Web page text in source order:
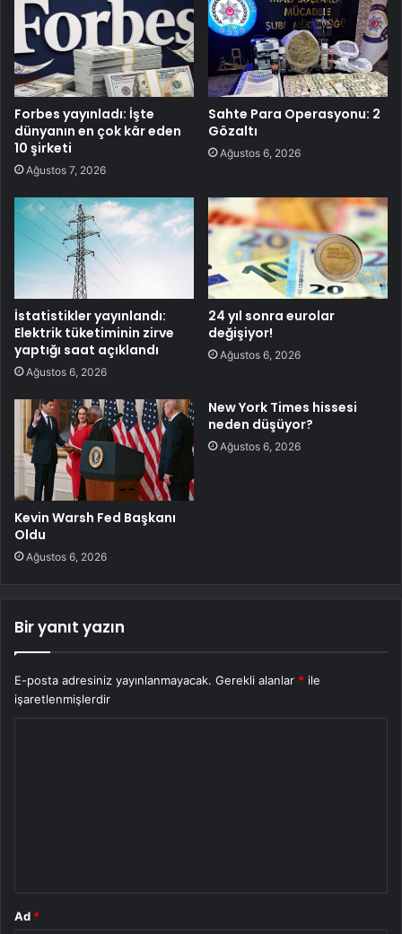
Forbes yayınladı: İşte
dünyanın en çok kâr eden
10 şirketi
Ağustos 7, 2026
Sahte Para Operasyonu: 2
Gözaltı
Ağustos 6, 2026
İstatistikler yayınlandı:
Elektrik tüketiminin zirve
yaptığı saat açıklandı
Ağustos 6, 2026
24 yıl sonra eurolar
değişiyor!
Ağustos 6, 2026
Kevin Warsh Fed Başkanı
Oldu
Ağustos 6, 2026
New York Times hissesi
neden düşüyor?
Ağustos 6, 2026
Bir yanıt yazın
E-posta adresiniz yayınlanmayacak. Gerekli alanlar * ile
işaretlenmişlerdir
Ad *